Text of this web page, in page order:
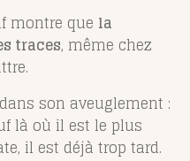
montre que la
traces, même chez
son aveuglement :
là où il est le plus
il est déjà trop tard.